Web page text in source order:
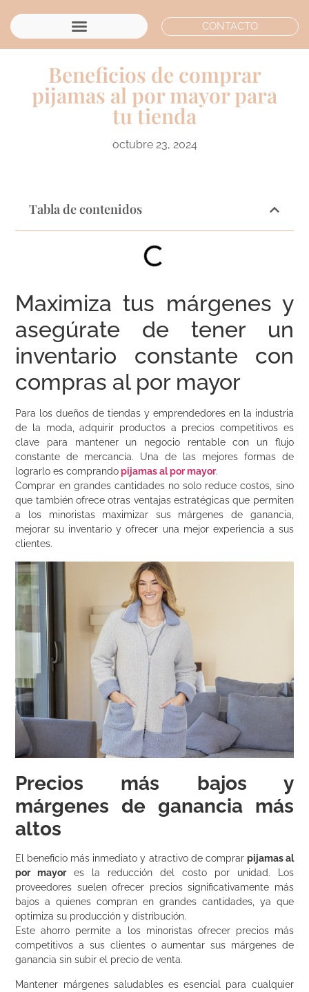
CONTACTO
Beneficios de comprar
pijamas al por mayor para
tu tienda
octubre 23, 2024
Tabla de contenidos
Maximiza tus márgenes y
asegúrate de tener un
inventario constante con
compras al por mayor
Para los dueños de tiendas y emprendedores en la industria
de la moda, adquirir productos a precios competitivos es
clave para mantener un negocio rentable con un flujo
constante de mercancía. Una de las mejores formas de
lograrlo es comprandopijamas al por mayor.
Comprar en grandes cantidades no solo reduce costos, sino
que también ofrece otras ventajas estratégicas que permiten
a los minoristas maximizar sus márgenes de ganancia,
mejorar su inventario y ofrecer una mejor experiencia a sus
clientes.
Precios más bajos y
márgenes de ganancia más
altos
El beneficio más inmediato y atractivo de comprar pijamas al
por mayores la reducción del costo por unidad. Los
proveedores suelen ofrecer precios significativamente más
bajos a quienes compran en grandes cantidades, ya que
optimiza su producción y distribución.
Este ahorro permite a los minoristas ofrecer precios más
competitivos a sus clientes o aumentar sus márgenes de
ganancia sin subir el precio de venta.
Mantener márgenes saludables es esencial para cualquier